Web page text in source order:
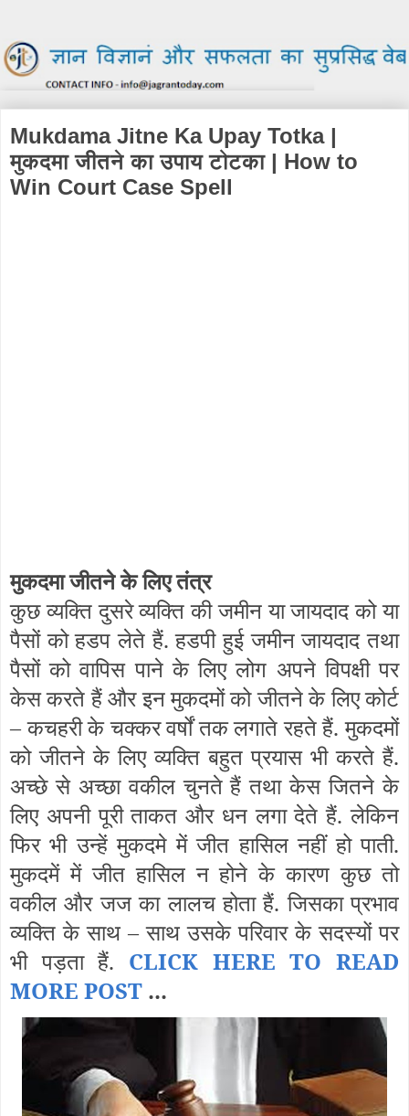
Mukdama Jitne Ka Upay Totka |
मुकदमा जीतने का उपाय टोटका | How to
Win Court Case Spell
मुकदमा जीतने के लिए तंत्र
कुछ व्यक्ति दुसरे व्यक्ति की जमीन या जायदाद को या
पैसों को हडप लेते हैं. हडपी हुई जमीन जायदाद तथा
पैसों को वापिस पाने के लिए लोग अपने विपक्षी पर
केस करते हैं और इन मुकदमों को जीतने के लिए कोर्ट
– कचहरी के चक्कर वर्षों तक लगाते रहते हैं. मुकदमों
को जीतने के लिए व्यक्ति बहुत प्रयास भी करते हैं.
अच्छे से अच्छा वकील चुनते हैं तथा केस जितने के
लिए अपनी पूरी ताकत और धन लगा देते हैं. लेकिन
फिर भी उन्हें मुकदमे में जीत हासिल नहीं हो पाती.
मुकदमें में जीत हासिल न होने के कारण कुछ तो
वकील और जज का लालच होता हैं. जिसका प्रभाव
व्यक्ति के साथ – साथ उसके परिवार के सदस्यों पर
भी पड़ता हैं. CLICK HERE TO READ
MORE POST ...